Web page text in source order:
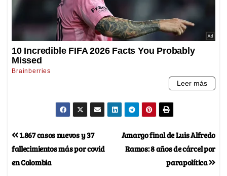
Amargo final de Luis Alfredo
Ramos: 8 años de cárcel por
parapolítica
1.867 casos nuevos y 37
fallecimientos más por covid
en Colombia